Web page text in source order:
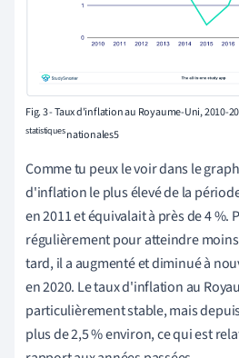
Fig. 3 - Taux d'inflation au Royaume-Uni, 2010-
statistiquesnationales5
Comme tu peux le voir dans le
d'inflation le plus élevé de la
en 2011 et équivalait à près de 4 %.
régulièrement pour atteindre moins
tard, il a augmenté et diminué à
en 2020. Le taux d'inflation au
particulièrement stable, mais
plus de 2,5 % environ, ce qui est